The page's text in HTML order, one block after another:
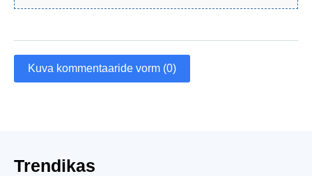
Kuva kommentaaride vorm (0)
Trendikas